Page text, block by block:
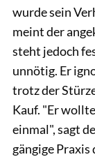
wurde sein
meint der
steht jedoch
unnötig. Er
trotz der
Kauf. "Er
einmal", sagt
gängige